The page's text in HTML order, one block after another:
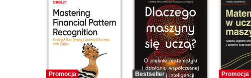
Promocja
Bestseller
Promocja